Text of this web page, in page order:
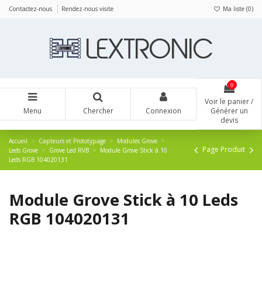
Contactez-nous Rendez-nous visite Ma liste (0)
Menu Chercher Connexion
0
Voir le panier /
Générer un
devis
Accueil Capteurs et Prototypage
Modules Grove
Leds Grove
Grove Led RVB
Module Grove Stick à 10
Leds RGB 104020131
Page Produit
Module Grove Stick à 10 Leds
RGB 104020131
Panneau de gestion des cookies